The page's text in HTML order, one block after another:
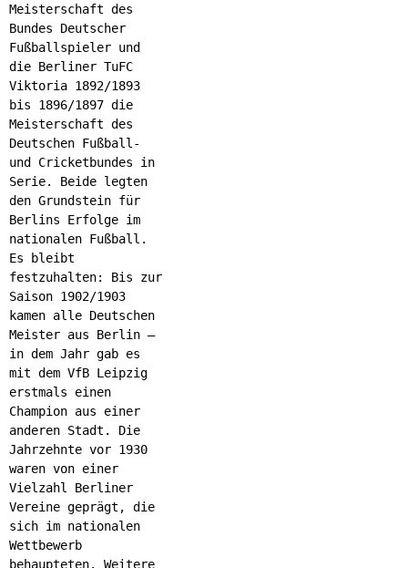
Meisterschaft des
Bundes Deutscher
Fußballspieler und
die Berliner TuFC
Viktoria 1892/1893
bis 1896/1897 die
Meisterschaft des
Deutschen Fußball-
und Cricketbundes in
Serie. Beide legten
den Grundstein für
Berlins Erfolge im
nationalen Fußball.
Es bleibt
festzuhalten: Bis zur
Saison 1902/1903
kamen alle Deutschen
Meister aus Berlin –
in dem Jahr gab es
mit dem VfB Leipzig
erstmals einen
Champion aus einer
anderen Stadt. Die
Jahrzehnte vor 1930
waren von einer
Vielzahl Berliner
Vereine geprägt, die
sich im nationalen
Wettbewerb
behaupteten. Weitere